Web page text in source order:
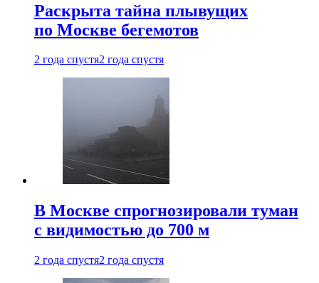
Раскрыта тайна плывущих
по Москве бегемотов
2 года спустя2 года спустя
В Москве спрогнозировали туман
с видимостью до 700 м
2 года спустя2 года спустя